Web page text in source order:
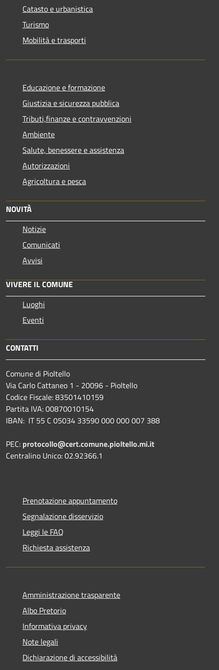
Catasto e urbanistica
Turismo
Mobilità e trasporti
Educazione e formazione
Giustizia e sicurezza pubblica
Tributi,finanze e contravvenzioni
Ambiente
Salute, benessere e assistenza
Autorizzazioni
Agricoltura e pesca
NOVITÀ
Notizie
Comunicati
Avvisi
VIVERE IL COMUNE
Luoghi
Eventi
CONTATTI
Comune di Pioltello
Via Carlo Cattaneo 1 - 20096 - Pioltello
Codice Fiscale: 83501410159
Partita IVA: 00870010154
IBAN: IT 55 C 05034 33590 000 000 007 388
PEC: protocollo@cert.comune.pioltello.mi.it
Centralino Unico: 02.92366.1
Prenotazione appuntamento
Segnalazione disservizio
Leggi le FAQ
Richiesta assistenza
Amministrazione trasparente
Albo Pretorio
Informativa privacy
Note legali
Dichiarazione di accessibilità